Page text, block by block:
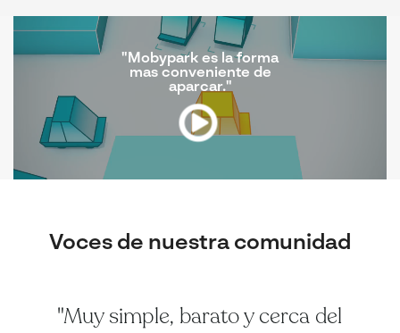
"Mobypark es la forma
mas conveniente de
aparcar."
Voces de nuestra comunidad
"Muy simple, barato y cerca del